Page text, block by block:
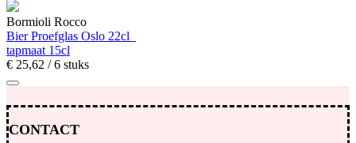
Bormioli Rocco
Bier Proefglas Oslo 22cl
tapmaat 15cl
€ 25,62 / 6 stuks
CONTACT